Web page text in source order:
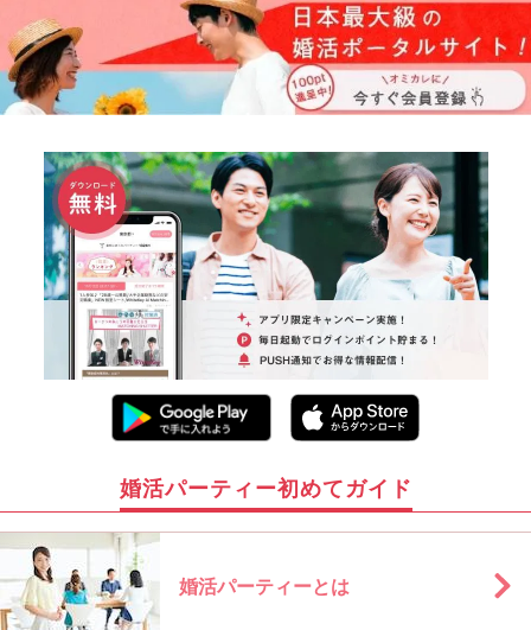
婚活パーティー初めてガイド
婚活パーティーとは